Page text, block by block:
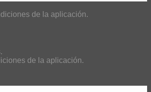
de la aplicación.
de la aplicación.